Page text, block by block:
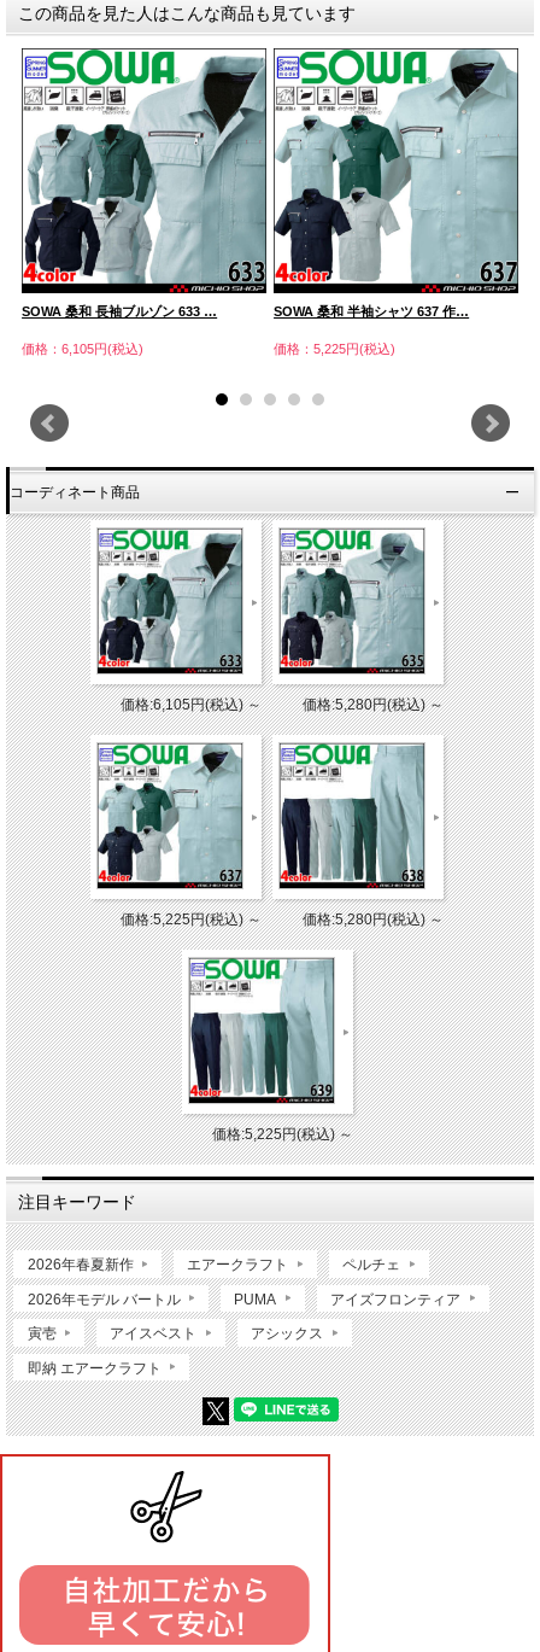
この商品を見た人はこんな商品も見ています
SOWA 桑和 長袖ブルゾン 633 …
価格：6,105円(税込)
SOWA 桑和 半袖シャツ 637 作…
価格：5,225円(税込)
コーディネート商品
価格:6,105円(税込)～ 価格:5,280円(税込)～
価格:5,225円(税込)～ 価格:5,280円(税込)～
価格:5,225円(税込)～
注目キーワード
2026年春夏新作 エアークラフト ペルチェ
2026年モデル バートル PUMA アイズフロンティア
寅壱 アイスベスト アシックス
即納 エアークラフト